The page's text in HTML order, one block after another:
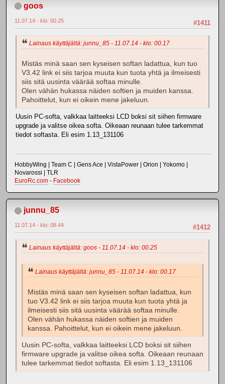
goos
#1411
11.07.14 - klo: 00.25
Lainaus käyttäjältä: junnu_85 - 11.07.14 - klo: 00.17
Mistäs minä saan sen kyseisen softan ladattua, kun tuo
V3.42 link ei siis tarjoa muuta kun tuota yhtä ja ilmeisesti
siis sitä uusinta väärää softaa minulle.
Olen vähän hukassa näiden softien ja muiden kanssa.
Pahoittelut, kun ei oikein mene jakeluun.
Uusin PC-softa, valkkaa laitteeksi LCD boksi sit siihen firmware
upgrade ja valitse oikea softa. Oikeaan reunaan tulee tarkemmat
tiedot softasta. Eli esim 1.13_131106
HobbyWing | Team C | Gens Ace | VistaPower | Orion | Yokomo |
Novarossi | TLR
EuroRc.com - Facebook
junnu_85
#1412
11.07.14 - klo: 08.44
Lainaus käyttäjältä: goos - 11.07.14 - klo: 00.25
Lainaus käyttäjältä: junnu_85 - 11.07.14 - klo: 00.17
Mistäs minä saan sen kyseisen softan ladattua, kun
tuo V3.42 link ei siis tarjoa muuta kun tuota yhtä ja
ilmeisesti siis sitä uusinta väärää softaa minulle.
Olen vähän hukassa näiden softien ja muiden
kanssa. Pahoittelut, kun ei oikein mene jakeluun.
Uusin PC-softa, valkkaa laitteeksi LCD boksi sit siihen
firmware upgrade ja valitse oikea softa. Oikeaan reunaan
tulee tarkemmat tiedot softasta. Eli esim 1.13_131106